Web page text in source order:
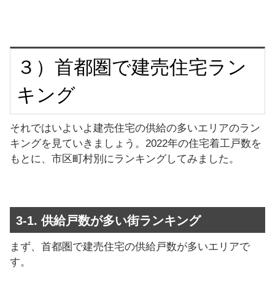
３）首都圏で建売住宅ラン
キング
それではいよいよ建売住宅の供給の多いエリアのラン
キングを見ていきましょう。2022年の住宅着工戸数を
もとに、市区町村別にランキングしてみました。
3-1. 供給戸数が多い街ランキング
まず、首都圏で建売住宅の供給戸数が多いエリアで
す。